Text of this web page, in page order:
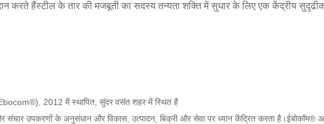
करते हैंस्टील के तार की मजबूती का सदस्य तन्यता शक्ति में सुधार के लिए एक केंद्रीय
2012 में स्थापित, सुंदर वसंत शहर में स्थित है
उपकरणों के अनुसंधान और विकास, उत्पादन, बिक्री और सेवा पर ध्यान केंद्रित करता है।ईबोकॉम®